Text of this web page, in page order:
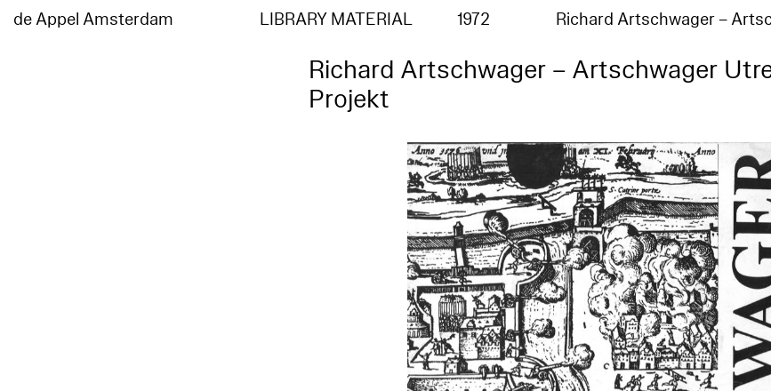
de Appel Amsterdam LIBRARY MATERIAL 1972 Richard Artschwager –
Richard Artschwager – Artschwager
Projekt